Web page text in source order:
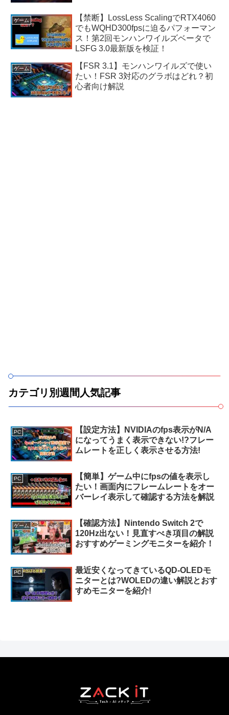
ゲーム
【禁断】LossLess ScalingでRTX4060
でもWQHD300fpsに迫るパフォーマン
ス！第2回モンハンワイルズベータで
LSFG 3.0最新版を検証！
ゲーム
【FSR 3.1】モンハンワイルズで使い
たい！FSR 3対応のグラボはどれ？初
心者向け解説
カテゴリ別週間人気記事
PC
【設定方法】NVIDIAのfps表示がN/A
になってうまく表示できない!?フレー
ムレートを正しく表示させる方法!
PC
【簡単】ゲーム中にfpsの値を表示し
たい！画面内にフレームレートをオー
バーレイ表示して確認する方法を解説
ゲーム
【確認方法】Nintendo Switch 2で
120Hz出ない！見直すべき項目の解説
おすすめゲーミングモニターを紹介！
PC
最近安くなってきているQD-OLEDモ
ニターとは?WOLEDの違い解説とおす
すめモニターを紹介!